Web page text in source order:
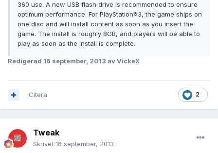
360 use. A new USB flash drive is recommended to ensure
optimum performance. For PlayStation®3, the game ships on
one disc and will install content as soon as you insert the
game. The install is roughly 8GB, and players will be able to
play as soon as the install is complete.
Redigerad 16 september, 2013 av VickeX
2
Citera
Tweak
Skrivet 16 september, 2013